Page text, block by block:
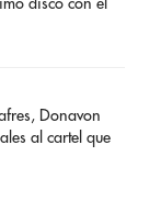
disco con el
Donavon
al cartel que